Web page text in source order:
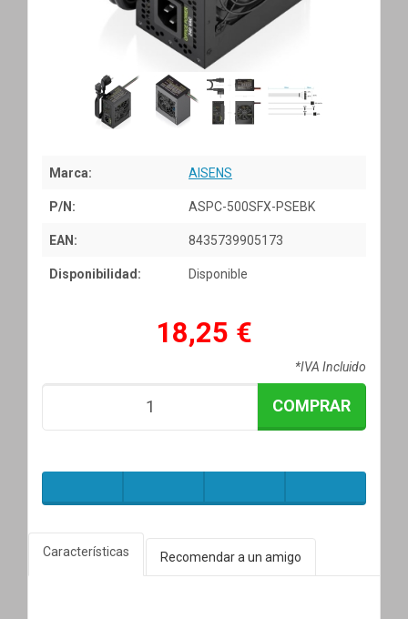
Marca: AISENS
P/N: ASPC-500SFX-PSEBK
EAN: 8435739905173
Disponibilidad: Disponible
18,25 €
*IVA Incluido
COMPRAR
Características Recomendar a un amigo